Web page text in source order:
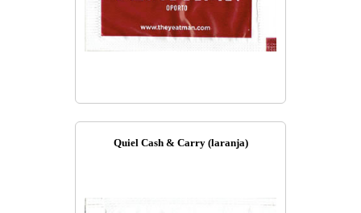
Quiel Cash & Carry (laranja)